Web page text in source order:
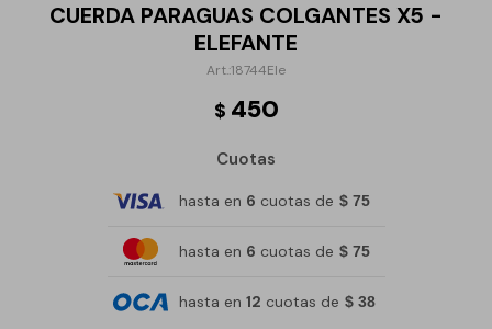
CUERDA PARAGUAS COLGANTES X5 -
ELEFANTE
18744Ele
$ 450
Cuotas
hasta en 6 cuotas de $ 75
hasta en 6 cuotas de $ 75
hasta en 12 cuotas de $ 38